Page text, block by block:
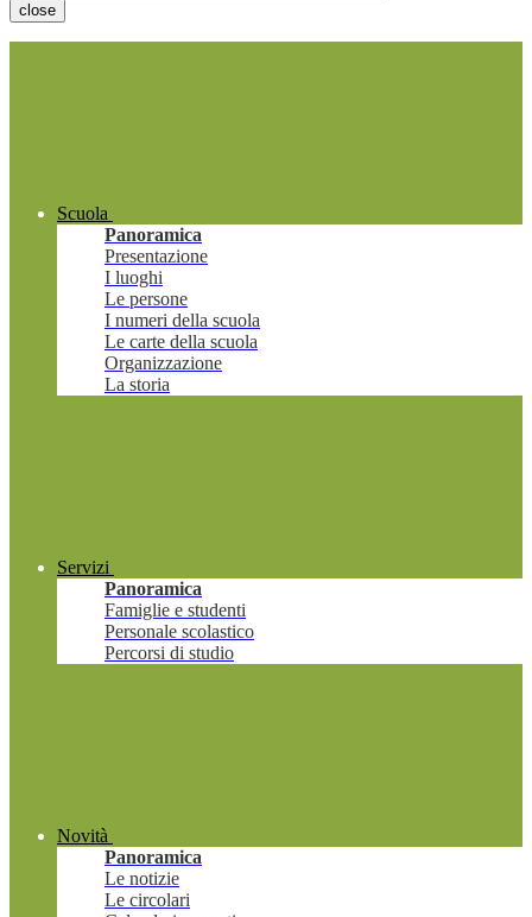
close
Scuola
Panoramica
Presentazione
I luoghi
Le persone
I numeri della scuola
Le carte della scuola
Organizzazione
La storia
Servizi
Panoramica
Famiglie e studenti
Personale scolastico
Percorsi di studio
Novità
Panoramica
Le notizie
Le circolari